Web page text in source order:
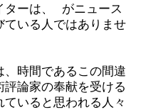
ターは、 がニュース
ている人ではありませ
、時間であるこの間違
評論家の奉献を受ける
ていると思われる人々